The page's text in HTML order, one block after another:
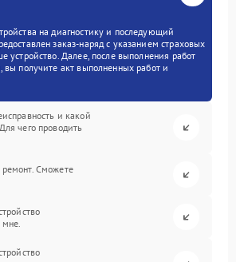
на диагностику и последующий
заказ-наряд с указанием страховых
устройство. Далее, после выполнения работ
вы получите акт выполненных работ и
и какой
чего проводить
Сможете